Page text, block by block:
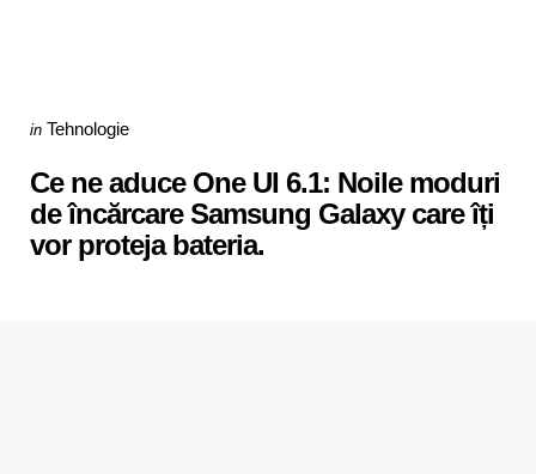
Categories
Posted
in Tehnologie
Ce ne aduce One UI 6.1: Noile moduri
de încărcare Samsung Galaxy care îți
vor proteja bateria.